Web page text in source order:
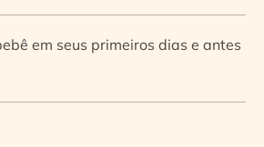
em seus primeiros dias e antes